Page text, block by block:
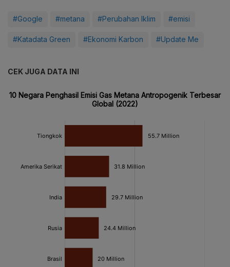
#Google #metana #Perubahan Iklim #emisi
#Katadata Green #Ekonomi Karbon #Update Me
CEK JUGA DATA INI